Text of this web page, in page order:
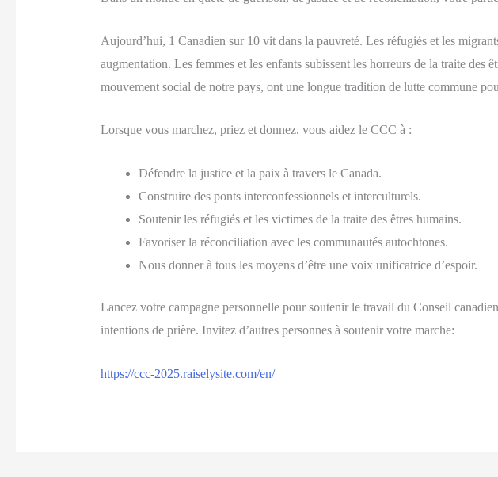
Aujourd’hui, 1 Canadien sur 10 vit dans la pauvreté. Les réfugiés et les
augmentation. Les femmes et les enfants subissent les horreurs de la traite
mouvement social de notre pays, ont une longue tradition de lutte commune
Lorsque vous marchez, priez et donnez, vous aidez le CCC à :
Défendre la justice et la paix à travers le Canada.
Construire des ponts interconfessionnels et interculturels.
Soutenir les réfugiés et les victimes de la traite des êtres humains.
Favoriser la réconciliation avec les communautés autochtones.
Nous donner à tous les moyens d’être une voix unificatrice d’espoir.
Lancez votre campagne personnelle pour soutenir le travail du Conseil
intentions de prière. Invitez d’autres personnes à soutenir votre marche:
https://ccc-2025.raiselysite.com/en/